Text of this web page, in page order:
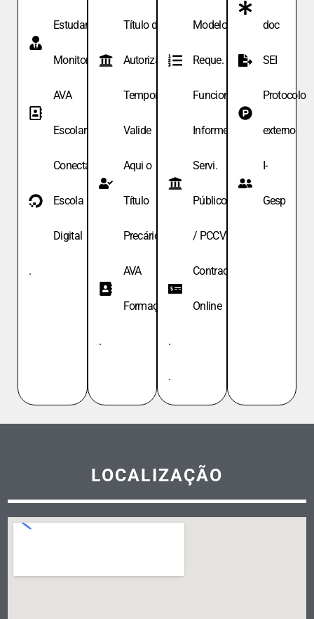
Estudante
Monitor
AVA
Escolar
Conecta
Escola
Digital
.
Título de
Autoriza.
Temporária
Valide
Aqui o
Título
Precário
AVA
Formação
.
Modelo de
Reque. de
Funcionário
Informe
Servi.
Públicos
/ PCCV
Contracheque
Online
.
.
doc
SEI
Protocolo
externo
I-
Gesp
LOCALIZAÇÃO